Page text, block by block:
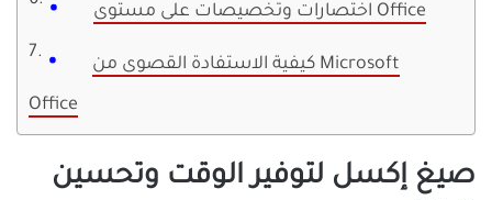
اختصارات وتخصيصات على مستوى Office
كيفية الاستفادة القصوى من Microsoft
Office
صيغ إكسل لتوفير الوقت وتحسين